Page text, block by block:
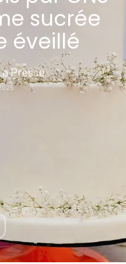
sucrée
éveillé
Presse